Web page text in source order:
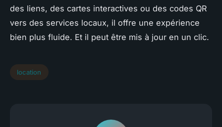
des liens, des cartes interactives ou des codes QR
vers des services locaux, il offre une expérience
bien plus fluide. Et il peut être mis à jour en un clic.
location